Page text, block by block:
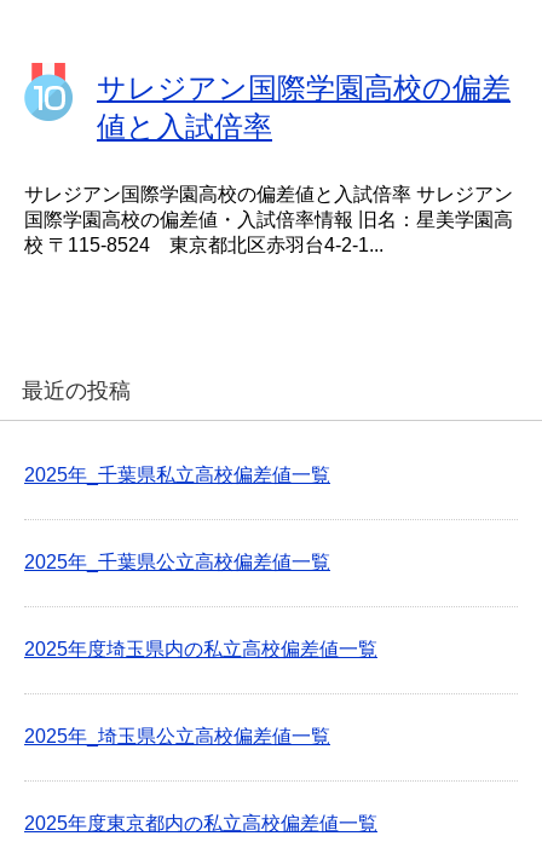
サレジアン国際学園高校の偏差
値と入試倍率
サレジアン国際学園高校の偏差値と入試倍率 サレジアン
国際学園高校の偏差値・入試倍率情報 旧名：星美学園高
校 〒115-8524 東京都北区赤羽台4-2-1...
最近の投稿
2025年_千葉県私立高校偏差値一覧
2025年_千葉県公立高校偏差値一覧
2025年度埼玉県内の私立高校偏差値一覧
2025年_埼玉県公立高校偏差値一覧
2025年度東京都内の私立高校偏差値一覧